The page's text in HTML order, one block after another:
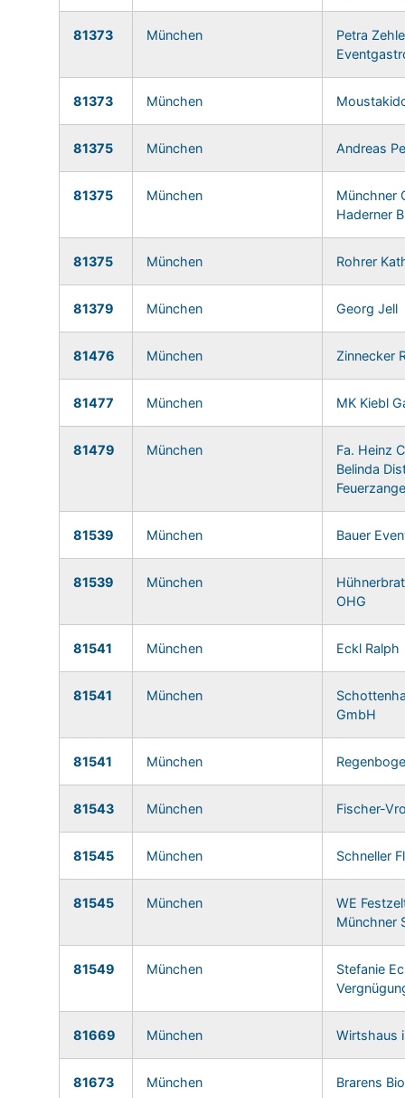
81373 München
Petra
81373 München
81375 München Andreas
81375 München
Münchner
Haderner
81375 München Rohrer
81379 München Georg Jell
81476 München Zinnecker
81477 München MK Kiebl
81479 München
Fa. Heinz
Belinda
81539 München Bauer
81539 München
OHG
81541 München Eckl Ralph
81541 München
GmbH
81541 München
81543 München Fischer-
81545 München Schneller
81545 München
WE
Münchner
81549 München
Stefanie
81669 München Wirtshaus
81673 München Brarens